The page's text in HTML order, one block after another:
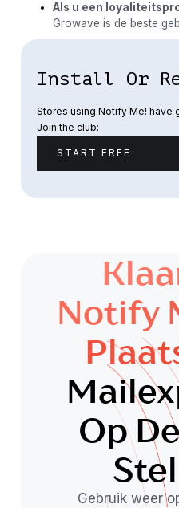
Als u een
Growave is de beste
Install Or
Stores using Notify Me! have
Join the club:
START FREE
Notify
Op
Gebruik weer